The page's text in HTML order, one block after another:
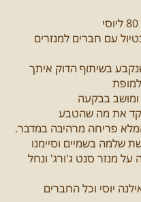
עם חברים למנזרים
בשיתוף הדוק איתך
ומושב בבקעה
את מה שהטבע
פריחה מרהיבה במדבר.
שלמה בשמיים וסיימנו
מנזר סנט ג'ורג' ונחל
יוסי וכל החברים